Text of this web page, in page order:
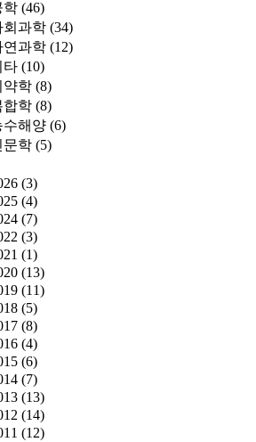
학 (46)
회과학 (34)
연과학 (12)
타 (10)
약학 (8)
합학 (8)
수해양 (6)
문학 (5)
(3)
(4)
(7)
(3)
(1)
(13)
(11)
(5)
(8)
(4)
(6)
(7)
(13)
(14)
(12)